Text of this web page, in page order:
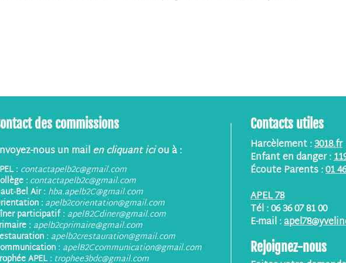
des commissions Contacts utiles
: contactapelb2c@gmail.com
:contactapelb2c@gmail.com
Bel Air : hba.apelb2C@gmail.com
:apelb2corientation@gmail.com
participatif : apelB2Cdiner@gmail.com
: apelb2cprimaire@gmail.com
: apelb2crestauration@gmail.com
: apelB2Ccommunication@gmail.com
APEL : trophee3bdc@gmail.com
Harcèlement :3018.fr
Enfant en danger :
Écoute Parents :01
APEL 78
Tél : 06 36 07 81 00
E-mail :
nous un mailen cliquant iciou à :
Rejoignez-nous